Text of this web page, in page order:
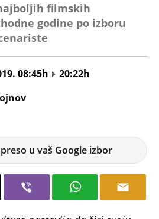
filmskih
godine po izboru
08:45h
20:22h
u vaš Google izbor